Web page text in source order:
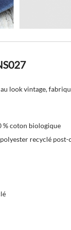
look vintage,
% coton biologique
recyclé